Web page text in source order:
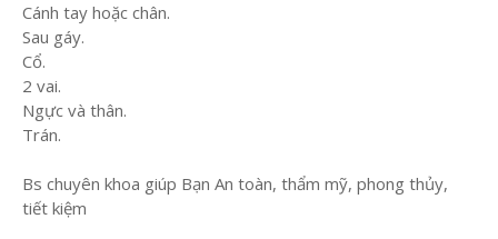
Cánh tay hoặc chân.
Sau gáy.
Cổ.
2 vai.
Ngực và thân.
Trán.
Bs chuyên khoa giúp Bạn An toàn, thẩm mỹ, phong thủy,
tiết kiệm